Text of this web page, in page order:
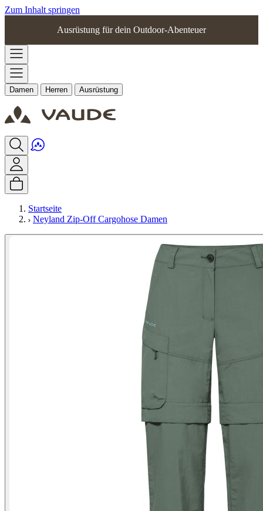
Zum Inhalt springen
Ausrüstung für dein Outdoor-Abenteuer
Damen Herren Ausrüstung
Startseite
Neyland Zip-Off Cargohose Damen